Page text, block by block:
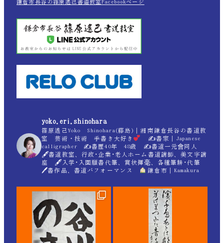
鎌倉市長谷の篠原遙己書道教室Facebookページ
yoko.eri.shinohara
篠原遙己Yoko Shinohara(藤島)｜湘南鎌倉長谷の書道教
室 芸術・技術 手書き大好き
✍書家｜Japanese
calligrapher ✍書歴40年 48歳 ✍書道一元會同人
🖋書道教室、行政･企業･老人ホーム書道講師、美文字講
座 🖋入学･入園願書代筆、賞状揮毫、各種筆耕･代筆
🖊書作品、書道パフォーマンス
鎌倉市｜Kamakura